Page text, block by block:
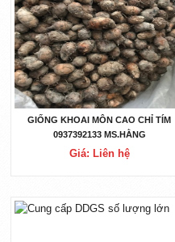
GIỐNG KHOAI MÔN CAO CHỈ TÍM
0937392133 MS.HẰNG
Giá: Liên hệ